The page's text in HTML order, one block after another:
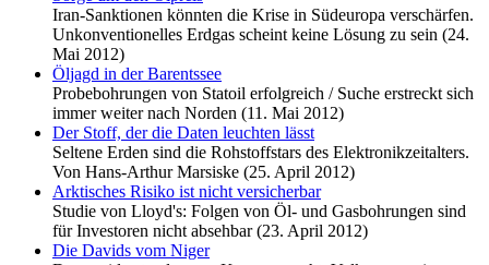
Iran-Sanktionen könnten die Krise in Südeuropa verschärfen.
Unkonventionelles Erdgas scheint keine Lösung zu sein (24.
Mai 2012)
Öljagd in der Barentssee
Probebohrungen von Statoil erfolgreich / Suche erstreckt sich
immer weiter nach Norden (11. Mai 2012)
Der Stoff, der die Daten leuchten lässt
Seltene Erden sind die Rohstoffstars des Elektronikzeitalters.
Von Hans-Arthur Marsiske (25. April 2012)
Arktisches Risiko ist nicht versicherbar
Studie von Lloyd's: Folgen von Öl- und Gasbohrungen sind
für Investoren nicht absehbar (23. April 2012)
Die Davids vom Niger